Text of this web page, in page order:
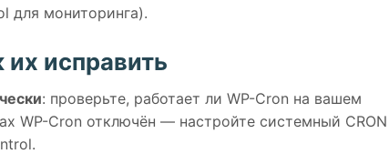
для мониторинга).
исправить
: проверьте, работает ли WP-Cron на вашем
WP-Cron отключён — настройте системный CRON